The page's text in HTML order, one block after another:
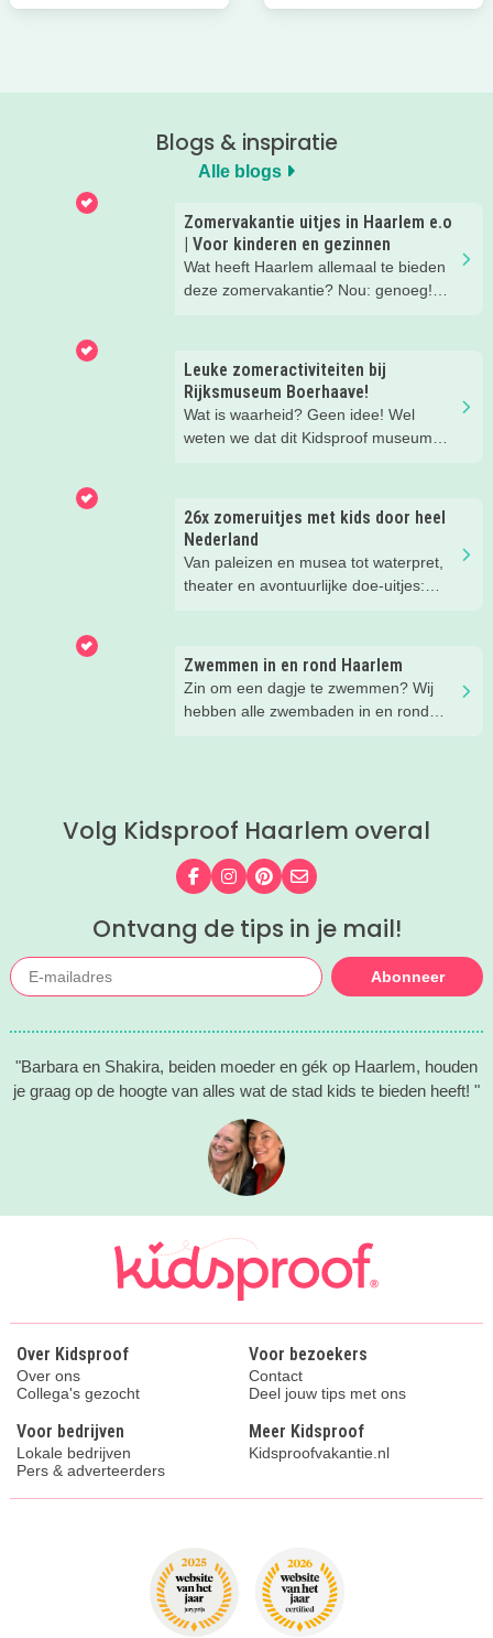
Blogs & inspiratie
Alle blogs
Zomervakantie uitjes in Haarlem e.o
| Voor kinderen en gezinnen
Wat heeft Haarlem allemaal te bieden
deze zomervakantie? Nou: genoeg!
familieprogramma... lees mee en vul
de vakantie met allemaal leuke uitjes
en activiteiten!
Leuke zomeractiviteiten bij
Rijksmuseum Boerhaave!
Wat is waarheid? Geen idee! Wel
weten we dat dit Kidsproof museum
leuke testjes, ongeloofwaardige
wiskunde, waterspeeltuin,
zomerworkshops en nog veel meer bij
Rijksmuseum Boerhaave in Leiden!
26x zomeruitjes met kids door heel
Nederland
Van paleizen en musea tot waterpret,
theater en avontuurlijke doe-uitjes:
Zwemmen in en rond Haarlem
Zin om een dagje te zwemmen? Wij
hebben alle zwembaden in en rond
Volg Kidsproof Haarlem overal
Volg ons op Facebook
Volg ons op Instagram
Volg ons op Pinterest
Mail ons
Ontvang de tips in je mail!
Abonneer
"Barbara en Shakira, beiden moeder en gék op Haarlem, houden
je graag op de hoogte van alles wat de stad kids te bieden heeft! "
Over Kidsproof
Over ons
Collega's gezocht
Voor bezoekers
Contact
Deel jouw tips met ons
Voor bedrijven
Lokale bedrijven
Pers & adverteerders
Meer Kidsproof
Kidsproofvakantie.nl